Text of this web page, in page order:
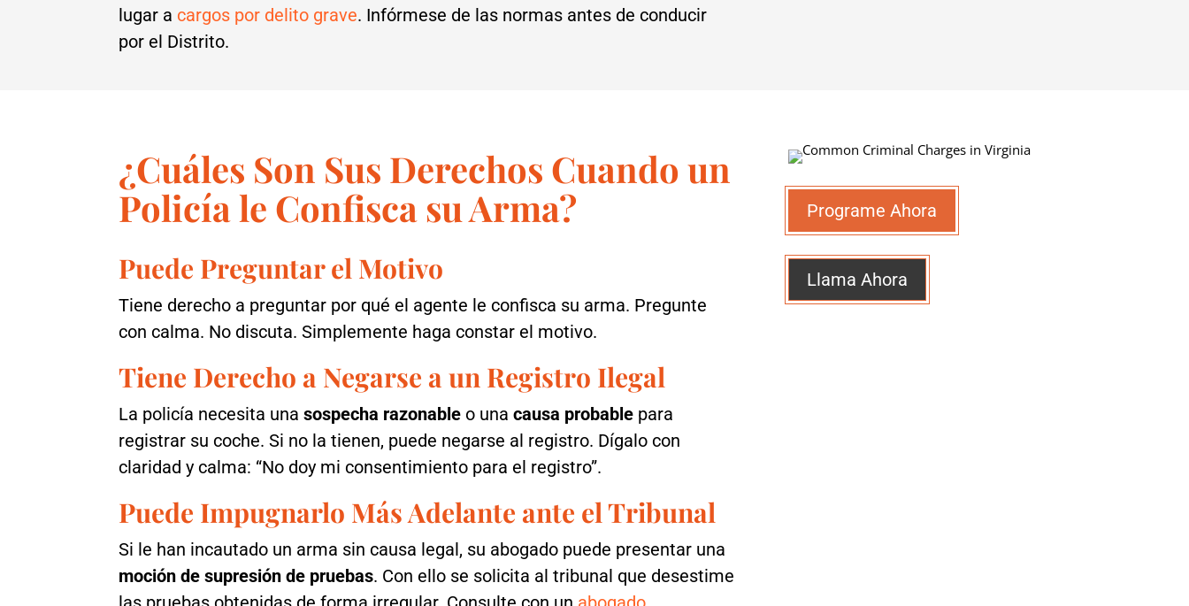
lugar a cargos por delito grave. Infórmese de las normas antes de conducir
por el Distrito.
¿Cuáles Son Sus Derechos Cuando un
Policía le Confisca su Arma?
Puede Preguntar el Motivo
Tiene derecho a preguntar por qué el agente le confisca su arma. Pregunte
con calma. No discuta. Simplemente haga constar el motivo.
Tiene Derecho a Negarse a un Registro Ilegal
La policía necesita unasospecha razonable o unacausa probable para
registrar su coche. Si no la tienen, puede negarse al registro. Dígalo con
claridad y calma: “No doy mi consentimiento para el registro”.
Puede Impugnarlo Más Adelante ante el Tribunal
Si le han incautado un arma sin causa legal, su abogado puede presentar una
moción de supresión de pruebas. Con ello se solicita al tribunal que desestime
Programe Ahora
Llama Ahora